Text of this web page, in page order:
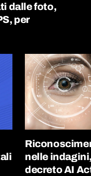
dalle foto,
per
nelle
decreto AI